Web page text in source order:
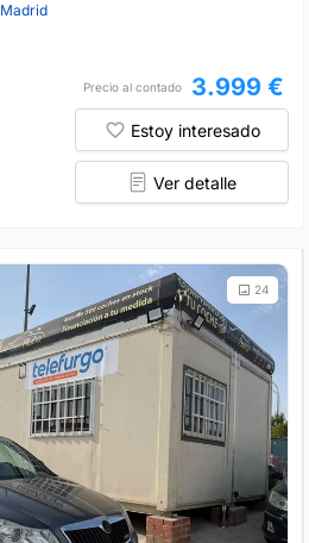
Madrid
Precio al contado 3.999 €
Estoy interesado
Ver detalle
24